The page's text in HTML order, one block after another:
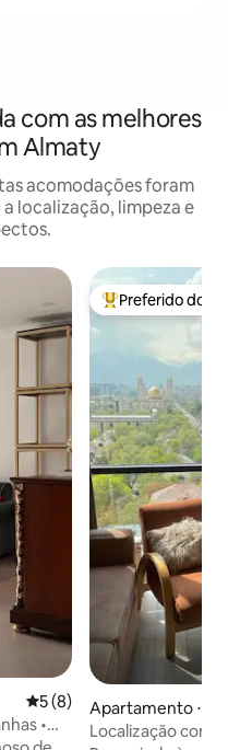
com as melhores
Almaty
acomodações foram
localização, limpeza e
5 de uma avaliação média
5 (8)
•
Entre os
Preferido dos
Apartamento ⋅
Localização